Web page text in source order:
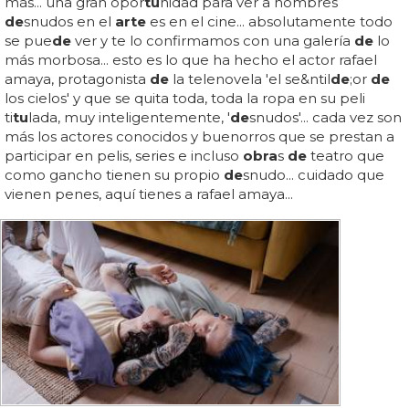
desnudos en el arte es en el cine... absolutamente todo
se puede ver y te lo confirmamos con una galería de lo
más morbosa... esto es lo que ha hecho el actor rafael
amaya, protagonista de la telenovela 'el se&ntilde;or de
los cielos' y que se quita toda, toda la ropa en su peli
titulada, muy inteligentemente, 'desnudos'... cada vez son
más los actores conocidos y buenorros que se prestan a
participar en pelis, series e incluso obras de teatro que
como gancho tienen su propio desnudo... cuidado que
vienen penes, aquí tienes a rafael amaya...